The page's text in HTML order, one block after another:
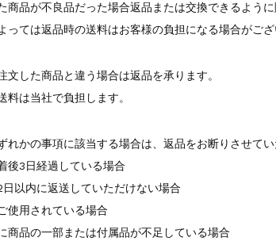
商品が不良品だった場合返品または交換できるように
っては返品時の送料はお客様の負担になる場合がござ
文した商品と違う場合は返品を承ります。
料は当社で負担します。
れかの事項に該当する場合は、返品をお断りさせてい
後3日経過している場合
日以内に返送していただけない場合
使用されている場合
商品の一部または付属品が不足している場合